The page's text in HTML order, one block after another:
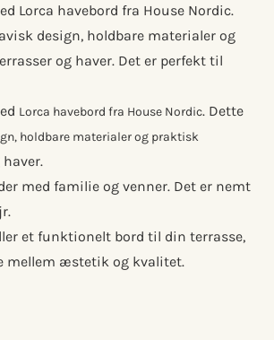
Lorca havebord fra House Nordic.
design, holdbare materialer og
og haver. Det er perfekt til
Lorca havebord fra House Nordic. Dette
holdbare materialer og praktisk
med familie og venner. Det er nemt
et funktionelt bord til din terrasse,
mellem æstetik og kvalitet.